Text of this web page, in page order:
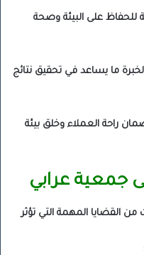
للحفاظ على البيئة وصحة
ما يساعد في تحقيق نتائج
راحة العملاء وخلق بيئة
جمعية عرابي
القضايا المهمة التي تؤثر